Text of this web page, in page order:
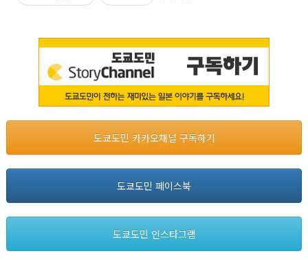
도쿄도민 카카오채널 구독하기
도쿄도민 페이스북
도쿄도민 인스타그램